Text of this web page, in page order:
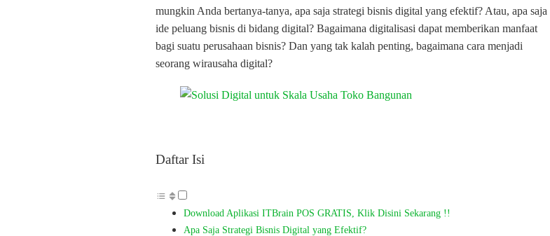
mungkin Anda bertanya-tanya, apa saja strategi bisnis digital yang efektif? Atau, apa saja
ide peluang bisnis di bidang digital? Bagaimana digitalisasi dapat memberikan manfaat
bagi suatu perusahaan bisnis? Dan yang tak kalah penting, bagaimana cara menjadi
seorang wirausaha digital?
Daftar Isi
Download Aplikasi ITBrain POS GRATIS, Klik Disini Sekarang !!
Apa Saja Strategi Bisnis Digital yang Efektif?